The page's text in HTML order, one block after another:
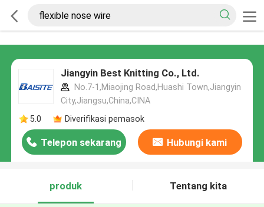
Jiangyin Best Knitting Co., Ltd.
No.7-1,Miaojing Road,Huashi Town,Jiangyin
City,Jiangsu,China,CINA
5.0
Diverifikasi pemasok
Telepon sekarang Hubungi kami
produk Tentang kita